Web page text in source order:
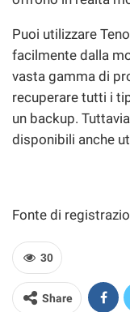
Puoi utilizzare
facilmente dalla
vasta gamma di
recuperare tutti i
un backup.
disponibili anche
Fonte di
30
Share